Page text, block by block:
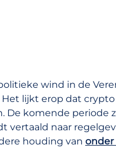
wind in de
lijkt erop dat
komende periode
vertaald naar
houding van onder